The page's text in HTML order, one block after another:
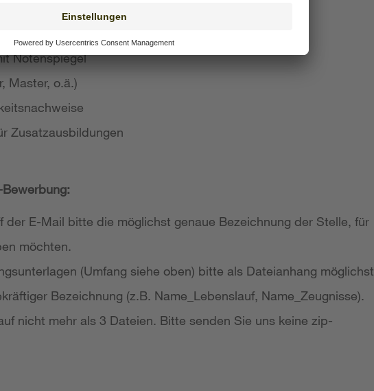
qualifikationsrelevanten Inhalten
mit Notenspiegel
Notenspiegel
Master, o.ä.)
Zusatzausbildungen
der E-Mail bitte die möglichst genaue Bezeichnung der Stelle, für
möchten.
(Umfang siehe oben) bitte als Dateianhang möglichst
Bezeichnung (z.B. Name_Lebenslauf, Name_Zeugnisse).
nicht mehr als 3 Dateien. Bitte senden Sie uns keine zip-